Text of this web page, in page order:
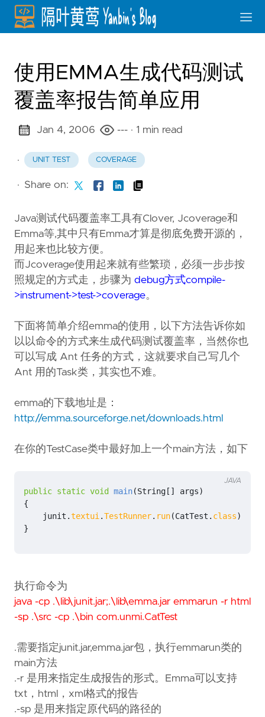
使用EMMA生成代码测试
覆盖率报告简单应用
Jan 4, 2006 --- · 1 min read
· UNIT TEST COVERAGE
· Share on:
Java测试代码覆盖率工具有Clover, Jcoverage和
Emma等,其中只有Emma才算是彻底免费开源的，
用起来也比较方便。
而Jcoverage使用起来就有些繁琐，必须一步步按
照规定的方式走，步骤为 debug方式compile-
>instrument->test->coverage。
下面将简单介绍emma的使用，以下方法告诉你如
以以命令的方式来生成代码测试覆盖率，当然你也
可以写成 Ant 任务的方式，这就要求自己写几个
Ant 用的Task类，其实也不难。
emma的下载地址是：
http://emma.sourceforge.net/downloads.html
在你的TestCase类中最好加上一个main方法，如下
public static void main(String [] args)
{
junit .textui.TestRunner. run(CatTest . class);
}
JAVA
执行命令为
java -cp .\lib\junit.jar;.\lib\emma.jar emmarun -r html
-sp .\src -cp .\bin com.unmi.CatTest
.需要指定junit.jar,emma.jar包，执行emmarun类的
main方法
.-r 是用来指定生成报告的形式。Emma可以支持
txt，html，xml格式的报告
.-sp 是用来指定原代码的路径的